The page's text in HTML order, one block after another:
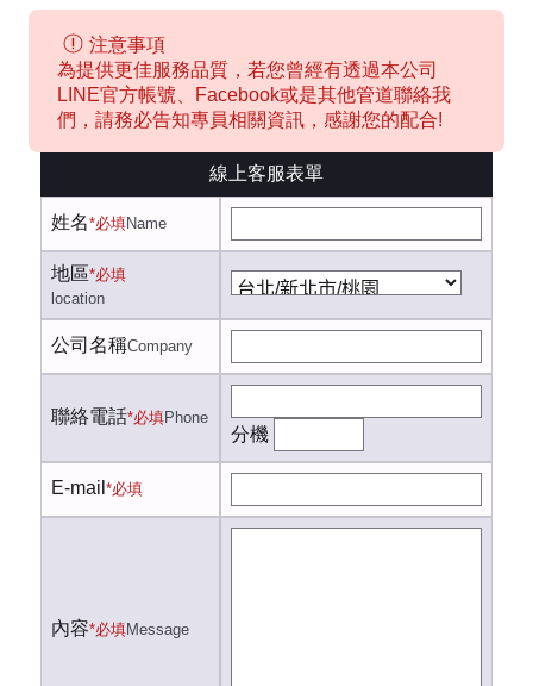
注意事項
為提供更佳服務品質，若您曾經有透過本公司
LINE官方帳號、Facebook或是其他管道聯絡我
們，請務必告知專員相關資訊，感謝您的配合!
線上客服表單
姓名*必填Name
地區*必填
location
公司名稱Company
聯絡電話*必填Phone
分機
E-mail *必填
內容*必填Message